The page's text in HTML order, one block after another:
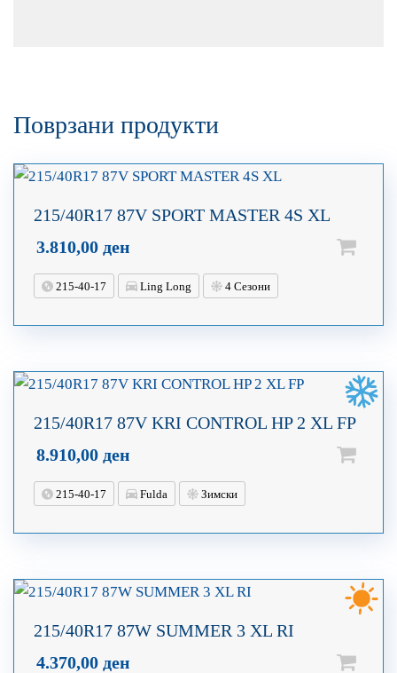
Поврзани продукти
215/40R17 87V SPORT MASTER 4S XL
3.810,00 ден
215-40-17 Ling Long 4 Сезони
215/40R17 87V KRI CONTROL HP 2 XL FP
8.910,00 ден
215-40-17 Fulda Зимски
215/40R17 87W SUMMER 3 XL RI
4.370,00 ден